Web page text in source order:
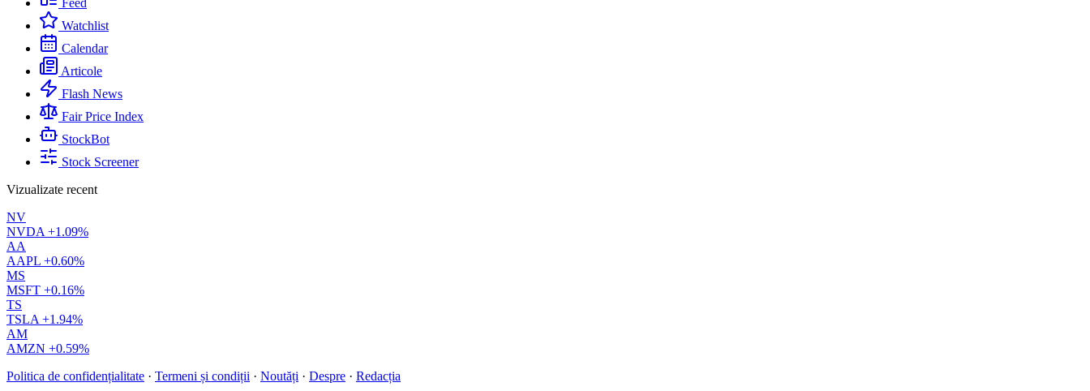
Feed
Watchlist
Calendar
Articole
Flash News
Fair Price Index
StockBot
Stock Screener
Vizualizate recent
NV
NVDA +1.09%
AA
AAPL +0.60%
MS
MSFT +0.16%
TS
TSLA +1.94%
AM
AMZN +0.59%
Politica de confidențialitate · Termeni și condiții · Noutăți · Despre · Redacția